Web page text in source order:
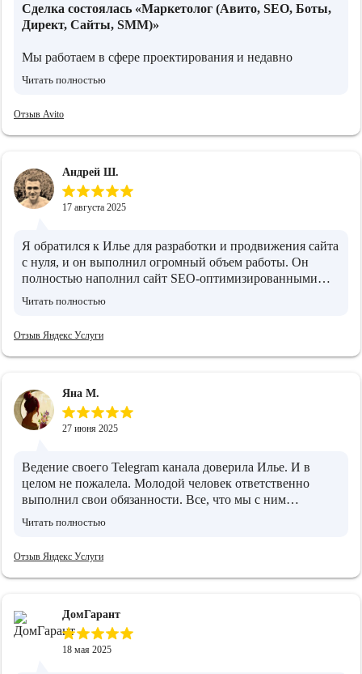
Сделка состоялась «Маркетолог (Авито, SEO, Боты,
Директ, Сайты, SMM)»
Мы работаем в сфере проектирования и недавно
обратились к Илье. Нужно было разобраться с рекламой
Отдельно отметил важность статей, чтобы сайт выглядел
экспертно. Сейчас используем его рекомендации —
Читать полностью
Отзыв Avito
Андрей Ш.
17 августа 2025
Я обратился к Илье для разработки и продвижения сайта
с нуля, и он выполнил огромный объем работы. Он
полностью наполнил сайт SEO-оптимизированными
текстами, адаптировав их под требования поисковых
стабильно привлекать целевую аудиторию, что, конечно
же, привело к увеличению прибыли. Илья –
поэтому я рекомендую его услуги.
Читать полностью
Отзыв Яндекс Услуги
Яна М.
27 июня 2025
Ведение своего Telegram канала доверила Илье. И в
целом не пожалела. Молодой человек ответственно
выполнил свои обязанности. Все, что мы с ним
обговаривали было сделано. Те результаты которые
Читать полностью
Отзыв Яндекс Услуги
ДомГарант
18 мая 2025